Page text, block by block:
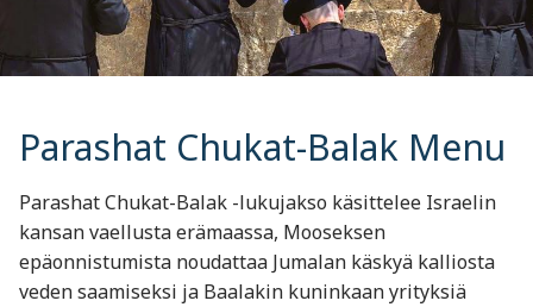
Hae:
Parashat Chukat-Balak Menu
Parashat Chukat-Balak -lukujakso käsittelee Israelin
kansan vaellusta erämaassa, Mooseksen
epäonnistumista noudattaa Jumalan käskyä kalliosta
veden saamiseksi ja Baalakin kuninkaan yrityksiä